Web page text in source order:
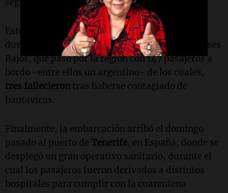
Este caso se da en medio del alerta surgido
durante el paso delcrucero MV Hondius
, de Países
Bajos, que pasó por la región con 147 pasajeros a
bordo -entre ellos un argentino- de los cuales,
tres fallecieron tras haberse contagiado de
hantavirus.
Finalmente, la embarcación arribó el domingo
pasado al puerto de Tenerife, en España, donde se
desplegó un gran operativo sanitario, durante el
cual los pasajeros fueron derivados a distintos
hospitales para cumplir con la cuarentena